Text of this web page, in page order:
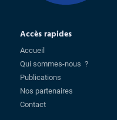
Accès rapides
Accueil
Qui sommes-nous ?
Publications
Nos partenaires
Contact